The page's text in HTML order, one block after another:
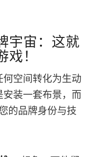
宇宙：这就
！
空间转化为生动
装一套布景，而
的品牌身份与技